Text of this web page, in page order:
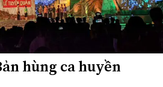
hùng ca huyền